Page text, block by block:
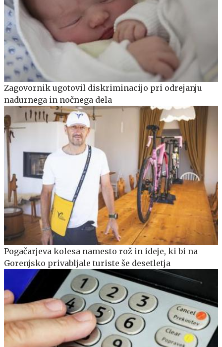
Zagovornik ugotovil diskriminacijo pri odrejanju
nadurnega in nočnega dela
Pogačarjeva kolesa namesto rož in ideje, ki bi na
Gorenjsko privabljale turiste še desetletja